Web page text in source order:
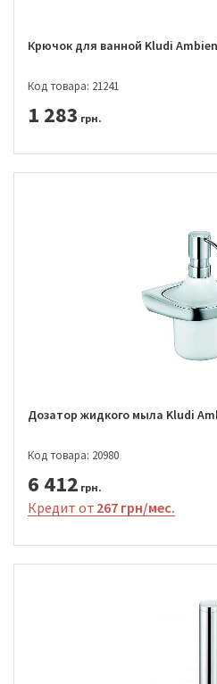
Крючок для ванной Kludi
Код товара: 21241
1 283 грн.
Дозатор жидкого мыла Kludi
Код товара: 20980
6 412 грн.
Кредит от 267 грн/мес.